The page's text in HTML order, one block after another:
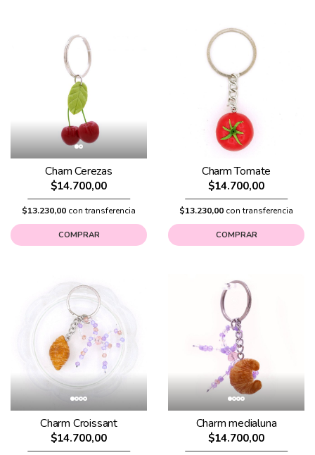
Cham Cerezas
$14.700,00
$13.230,00 con transferencia
COMPRAR
Charm Tomate
$14.700,00
$13.230,00 con transferencia
COMPRAR
Charm Croissant
$14.700,00
Charm medialuna
$14.700,00